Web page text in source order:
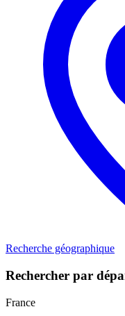
Recherche géographique
Rechercher par
France